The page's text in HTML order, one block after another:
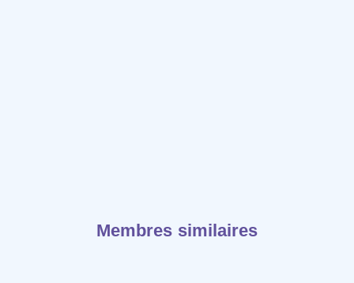
Membres similaires